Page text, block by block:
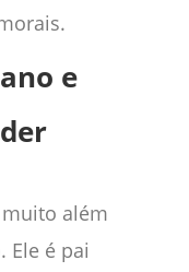
e
além
Ele é pai